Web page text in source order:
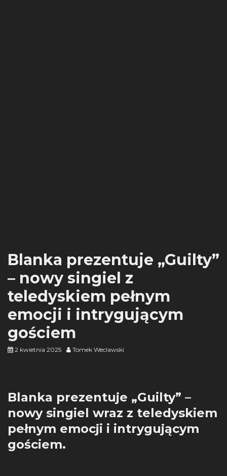
Blanka prezentuje „Guilty”
– nowy singiel z
teledyskiem pełnym
emocji i intrygującym
gościem
2 kwietnia 2025 Tomek Weclawski
Blanka prezentuje „Guilty” –
nowy singiel wraz z teledyskiem
pełnym emocji i intrygującym
gościem.